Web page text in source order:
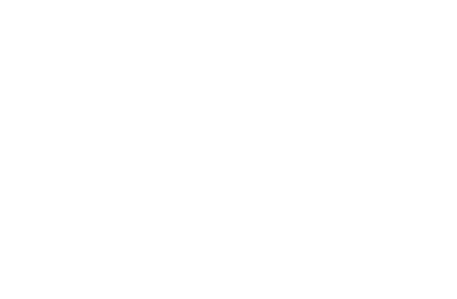
ていただくことがあります。